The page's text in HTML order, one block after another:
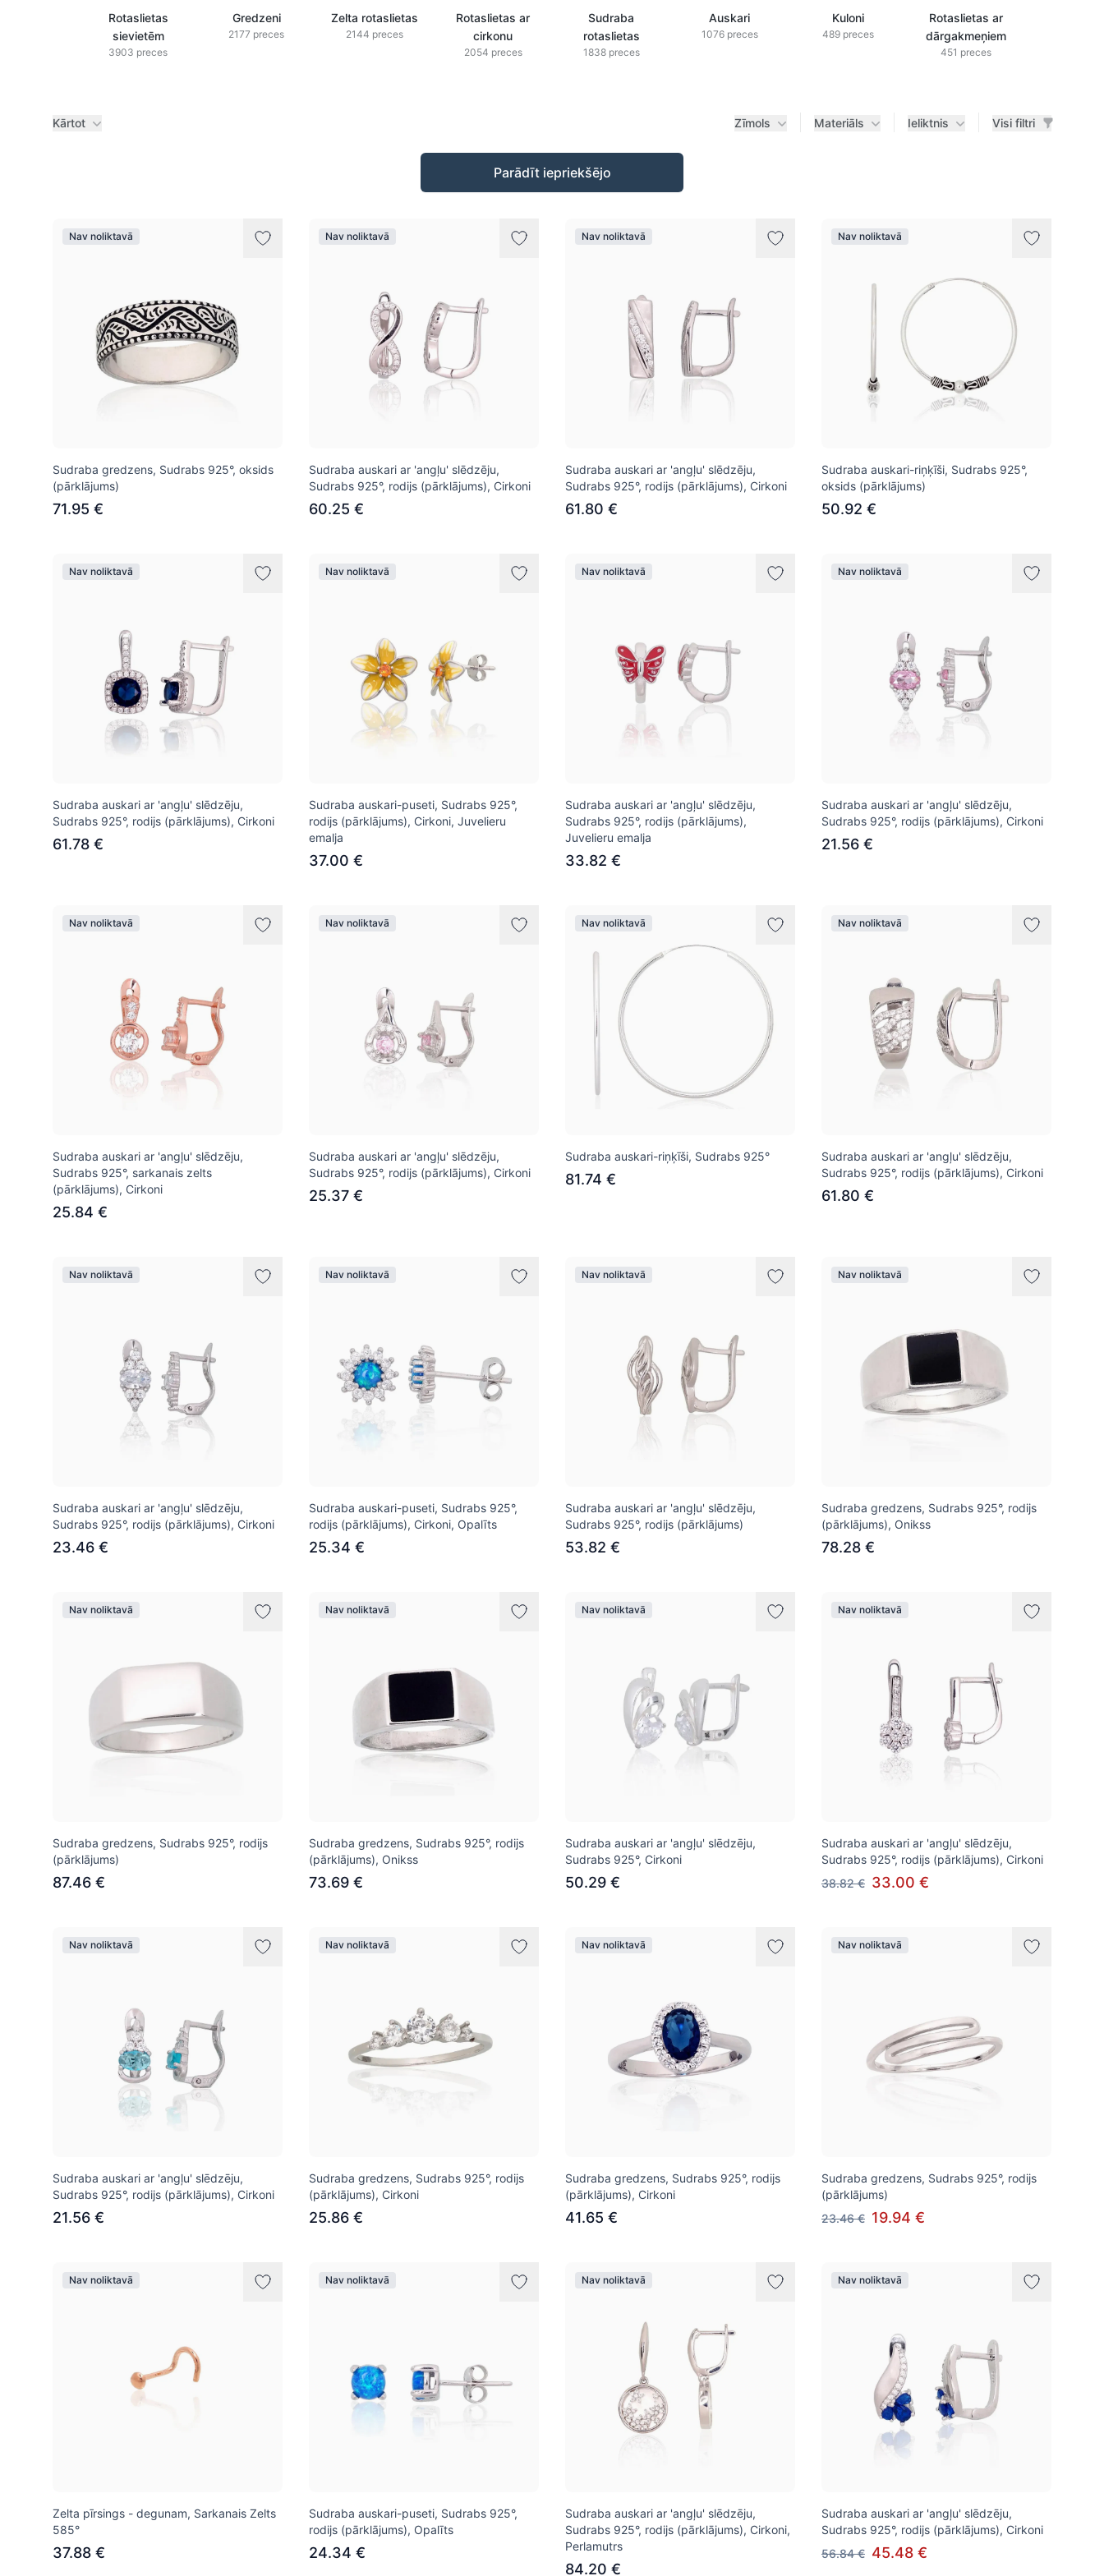
Rotaslietas
sievietēm
3903 preces
Gredzeni
2177 preces
Zelta rotaslietas
2144 preces
Rotaslietas ar
cirkonu
2054 preces
Sudraba
rotaslietas
1838 preces
Auskari
1076 preces
Kuloni
489 preces
Rotaslietas ar
dārgakmeņiem
451 preces
Kārtot Zīmols Materiāls Ieliktnis Visi filtri
Parādīt iepriekšējo
Nav noliktavā
Sudraba gredzens, Sudrabs 925°, oksids
(pārklājums)
71.95 €
Nav noliktavā
Sudraba auskari ar 'angļu' slēdzēju,
Sudrabs 925°, rodijs (pārklājums), Cirkoni
60.25 €
Nav noliktavā
Sudraba auskari ar 'angļu' slēdzēju,
Sudrabs 925°, rodijs (pārklājums), Cirkoni
61.80 €
Nav noliktavā
Sudraba auskari-riņķīši, Sudrabs 925°,
oksids (pārklājums)
50.92 €
Nav noliktavā
Sudraba auskari ar 'angļu' slēdzēju,
Sudrabs 925°, rodijs (pārklājums), Cirkoni
61.78 €
Nav noliktavā
Sudraba auskari-puseti, Sudrabs 925°,
rodijs (pārklājums), Cirkoni, Juvelieru
emalja
37.00 €
Nav noliktavā
Sudraba auskari ar 'angļu' slēdzēju,
Sudrabs 925°, rodijs (pārklājums),
Juvelieru emalja
33.82 €
Nav noliktavā
Sudraba auskari ar 'angļu' slēdzēju,
Sudrabs 925°, rodijs (pārklājums), Cirkoni
21.56 €
Nav noliktavā
Sudraba auskari ar 'angļu' slēdzēju,
Sudrabs 925°, sarkanais zelts
(pārklājums), Cirkoni
25.84 €
Nav noliktavā
Sudraba auskari ar 'angļu' slēdzēju,
Sudrabs 925°, rodijs (pārklājums), Cirkoni
25.37 €
Nav noliktavā
Sudraba auskari-riņķīši, Sudrabs 925°
81.74 €
Nav noliktavā
Sudraba auskari ar 'angļu' slēdzēju,
Sudrabs 925°, rodijs (pārklājums), Cirkoni
61.80 €
Nav noliktavā
Sudraba auskari ar 'angļu' slēdzēju,
Sudrabs 925°, rodijs (pārklājums), Cirkoni
23.46 €
Nav noliktavā
Sudraba auskari-puseti, Sudrabs 925°,
rodijs (pārklājums), Cirkoni, Opalīts
25.34 €
Nav noliktavā
Sudraba auskari ar 'angļu' slēdzēju,
Sudrabs 925°, rodijs (pārklājums)
53.82 €
Nav noliktavā
Sudraba gredzens, Sudrabs 925°, rodijs
(pārklājums), Onikss
78.28 €
Nav noliktavā
Sudraba gredzens, Sudrabs 925°, rodijs
(pārklājums)
87.46 €
Nav noliktavā
Sudraba gredzens, Sudrabs 925°, rodijs
(pārklājums), Onikss
73.69 €
Nav noliktavā
Sudraba auskari ar 'angļu' slēdzēju,
Sudrabs 925°, Cirkoni
50.29 €
Nav noliktavā
Sudraba auskari ar 'angļu' slēdzēju,
Sudrabs 925°, rodijs (pārklājums), Cirkoni
38.82 € 33.00 €
Nav noliktavā
Sudraba auskari ar 'angļu' slēdzēju,
Sudrabs 925°, rodijs (pārklājums), Cirkoni
21.56 €
Nav noliktavā
Sudraba gredzens, Sudrabs 925°, rodijs
(pārklājums), Cirkoni
25.86 €
Nav noliktavā
Sudraba gredzens, Sudrabs 925°, rodijs
(pārklājums), Cirkoni
41.65 €
Nav noliktavā
Sudraba gredzens, Sudrabs 925°, rodijs
(pārklājums)
23.46 € 19.94 €
Nav noliktavā
Zelta pīrsings - degunam, Sarkanais Zelts
585°
37.88 €
Nav noliktavā
Sudraba auskari-puseti, Sudrabs 925°,
rodijs (pārklājums), Opalīts
24.34 €
Nav noliktavā
Sudraba auskari ar 'angļu' slēdzēju,
Sudrabs 925°, rodijs (pārklājums), Cirkoni,
Perlamutrs
84.20 €
Nav noliktavā
Sudraba auskari ar 'angļu' slēdzēju,
Sudrabs 925°, rodijs (pārklājums), Cirkoni
56.84 € 45.48 €